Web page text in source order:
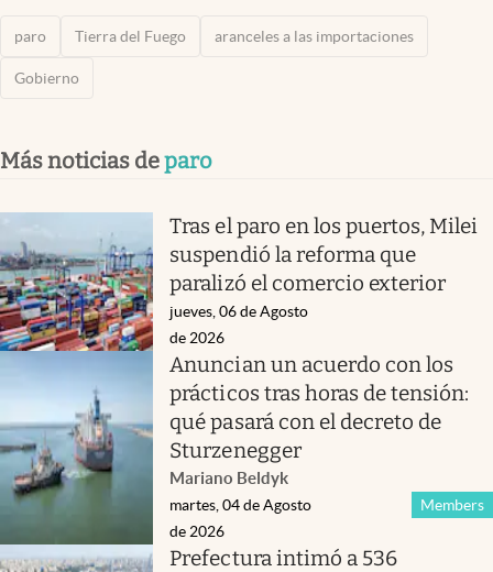
paro Tierra del Fuego aranceles a las importaciones
Gobierno
Más noticias deparo
Tras el paro en los puertos, Milei
suspendió la reforma que
paralizó el comercio exterior
jueves, 06 de Agosto
de 2026
Anuncian un acuerdo con los
prácticos tras horas de tensión:
qué pasará con el decreto de
Sturzenegger
Mariano Beldyk
Members
martes, 04 de Agosto
de 2026
Prefectura intimó a 536